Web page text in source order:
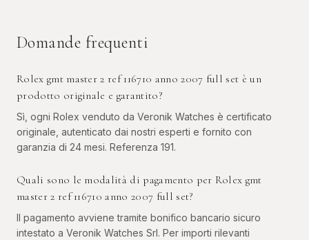
Domande frequenti
Rolex gmt master 2 ref 116710 anno 2007 full set è un
prodotto originale e garantito?
Sì, ogni Rolex venduto da Veronik Watches è certificato
originale, autenticato dai nostri esperti e fornito con
garanzia di 24 mesi. Referenza 191.
Quali sono le modalità di pagamento per Rolex gmt
master 2 ref 116710 anno 2007 full set?
Il pagamento avviene tramite bonifico bancario sicuro
intestato a Veronik Watches Srl. Per importi rilevanti